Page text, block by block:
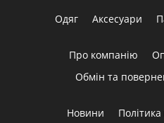
Одяг Аксесуари
Про компанію
Обмін та
Новини